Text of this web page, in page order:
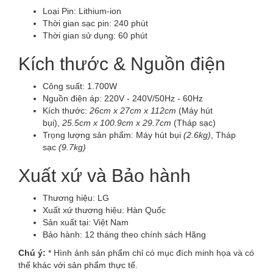
Loại Pin: Lithium-ion
Thời gian sạc pin: 240 phút
Thời gian sử dụng: 60 phút
Kích thước & Nguồn điện
Công suất: 1.700W
Nguồn điện áp: 220V - 240V/50Hz - 60Hz
Kích thước: 26cm x 27cm x 112cm (Máy hút
bụi), 25.5cm x 100.9cm x 29.7cm (Tháp sạc)
Trọng lượng sản phẩm: Máy hút bụi (2.6kg) , Tháp
sạc (9.7kg)
Xuất xứ và Bảo hành
Thương hiệu: LG
Xuất xứ thương hiệu: Hàn Quốc
Sản xuất tại: Việt Nam
Bảo hành: 12 tháng theo chính sách Hãng
Chú ý: * Hình ảnh sản phẩm chỉ có mục đích minh họa và có
thể khác với sản phẩm thực tế.